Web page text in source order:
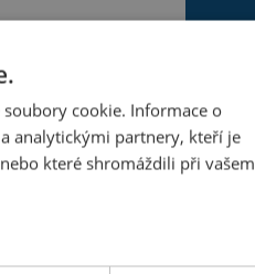
tvorů
cookie. Informace o
analytickými partnery, kteří je
které shromáždili při vašem